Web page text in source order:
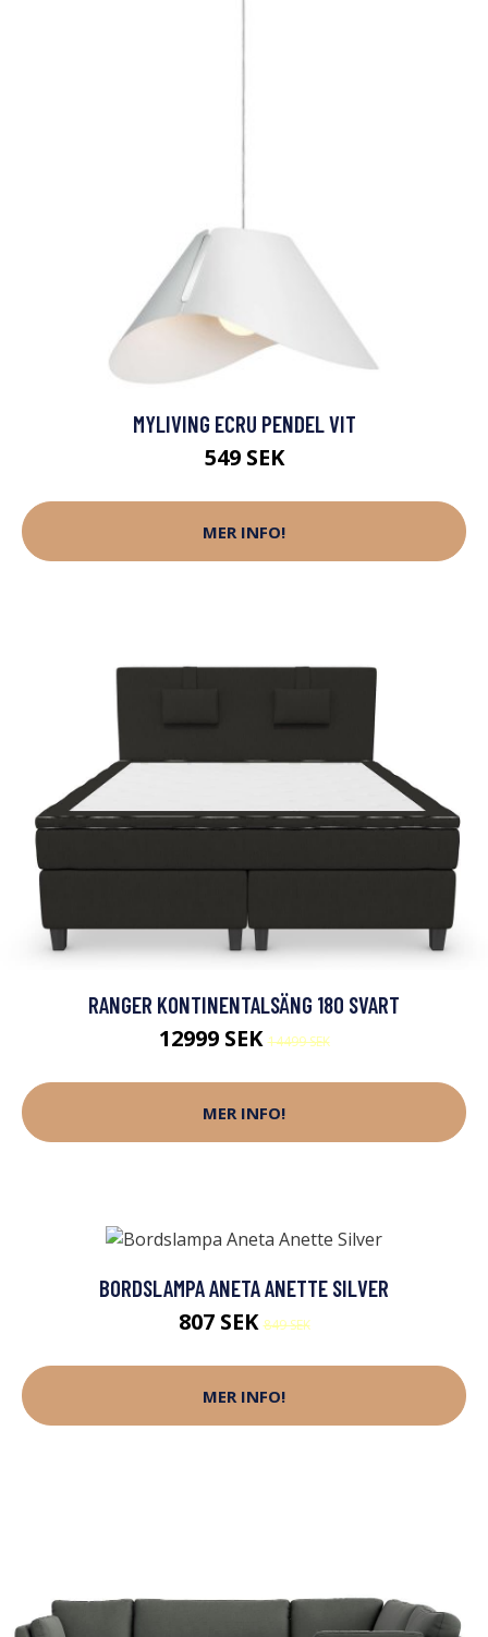
MYLIVING ECRU PENDEL VIT
549 SEK
MER INFO!
RANGER KONTINENTALSÄNG 180 SVART
12999 SEK14499 SEK
MER INFO!
BORDSLAMPA ANETA ANETTE SILVER
807 SEK849 SEK
MER INFO!